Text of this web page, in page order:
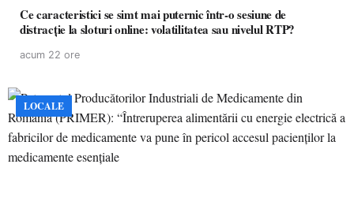
Ce caracteristici se simt mai puternic într-o sesiune de
distracție la sloturi online: volatilitatea sau nivelul RTP?
acum 22 ore
LOCALE